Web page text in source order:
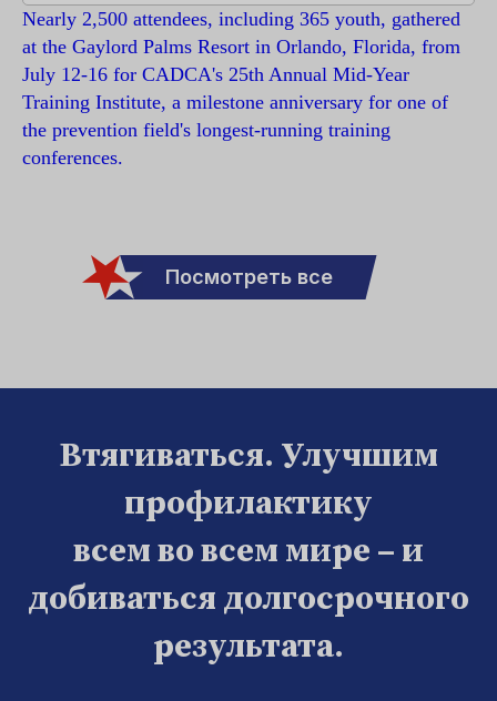
Nearly 2,500 attendees, including 365 youth, gathered
at the Gaylord Palms Resort in Orlando, Florida, from
July 12-16 for CADCA's 25th Annual Mid-Year
Training Institute, a milestone anniversary for one of
the prevention field's longest-running training
conferences.
Посмотреть все
Втягиваться. Улучшим
профилактику
всем во всем мире – и
добиваться долгосрочного
результата.